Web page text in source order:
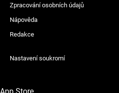
Zpracování osobních údajů
Nápověda
Redakce
Nastavení soukromí